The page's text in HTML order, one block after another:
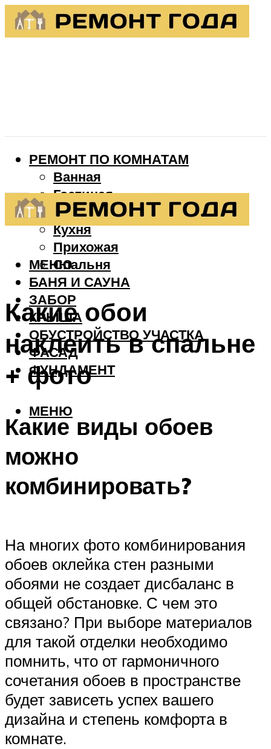
РЕМОНТ ПО КОМНАТАМ
Ванная
Гостиная
Детская
Кухня
Прихожая
Спальня
БАНЯ И САУНА
ЗАБОР
КРЫША
ОБУСТРОЙСТВО УЧАСТКА
ФАСАД
ФУНДАМЕНТ
МЕНЮ
МЕНЮ
Какие обои
наклеить в спальне
+ фото
Какие виды обоев
можно
комбинировать?
На многих фото комбинирования
обоев оклейка стен разными
обоями не создает дисбаланс в
общей обстановке. С чем это
связано? При выборе материалов
для такой отделки необходимо
помнить, что от гармоничного
сочетания обоев в пространстве
будет зависеть успех вашего
дизайна и степень комфорта в
комнате.